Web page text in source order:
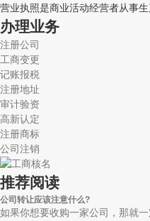
营业执照是商业活动经营者从事
办理业务
注册公司
工商变更
记账报税
注册地址
审计验资
高新认定
注册商标
公司注销
推荐阅读
公司转让应该注意什么?
如果你想要收购一家公司，那就